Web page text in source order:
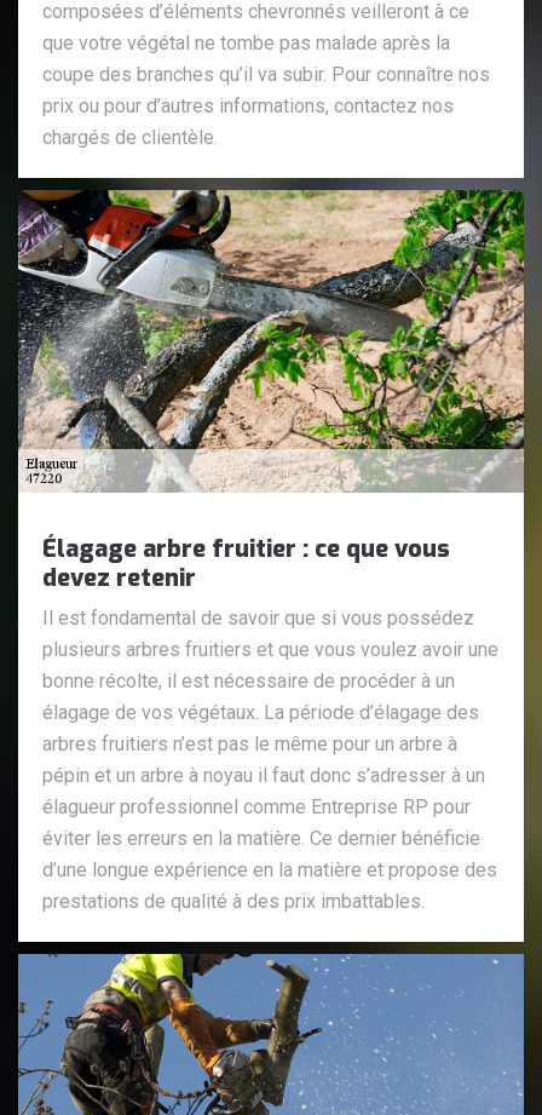
composées d’éléments chevronnés veilleront à ce
que votre végétal ne tombe pas malade après la
coupe des branches qu’il va subir. Pour connaître nos
prix ou pour d’autres informations, contactez nos
chargés de clientèle.
Élagage arbre fruitier : ce que vous
devez retenir
Il est fondamental de savoir que si vous possédez
plusieurs arbres fruitiers et que vous voulez avoir une
bonne récolte, il est nécessaire de procéder à un
élagage de vos végétaux. La période d’élagage des
arbres fruitiers n’est pas le même pour un arbre à
pépin et un arbre à noyau il faut donc s’adresser à un
élagueur professionnel comme Entreprise RP pour
éviter les erreurs en la matière. Ce dernier bénéficie
d’une longue expérience en la matière et propose des
prestations de qualité à des prix imbattables.